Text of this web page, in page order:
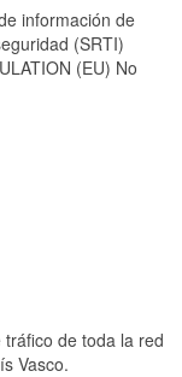
información de
(SRTI)
(EU) No
de toda la red
Vasco.